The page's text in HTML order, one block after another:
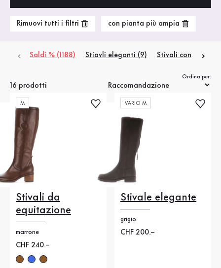
Rimuovi tutti i filtri con pianta più ampia
Saldi % (1188) Stiavli eleganti (9) Stivali con plateau
16 prodotti
Ordina per:
M
Stivali da
equitazione
marrone
Nuovo prezzo
CHF 240.–
VARIO M
Stivale elegante
grigio
Nuovo prezzo
CHF 200.–